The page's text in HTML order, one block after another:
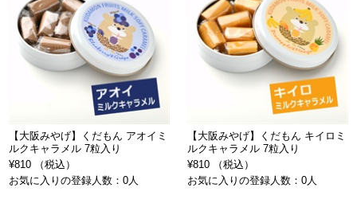
【大阪みやげ】くだもん アオイミ
ルクキャラメル 7粒入り
¥810 （税込）
お気に入りの登録人数：0人
【大阪みやげ】くだもん キイロミ
ルクキャラメル 7粒入り
¥810 （税込）
お気に入りの登録人数：0人